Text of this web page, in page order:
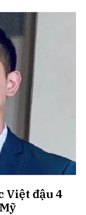
Việt đậu 4